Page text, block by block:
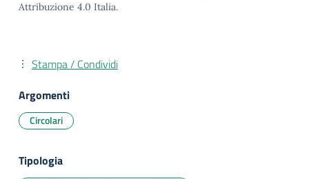
Attribuzione 4.0 Italia.
Stampa / Condividi
Argomenti
Circolari
Tipologia